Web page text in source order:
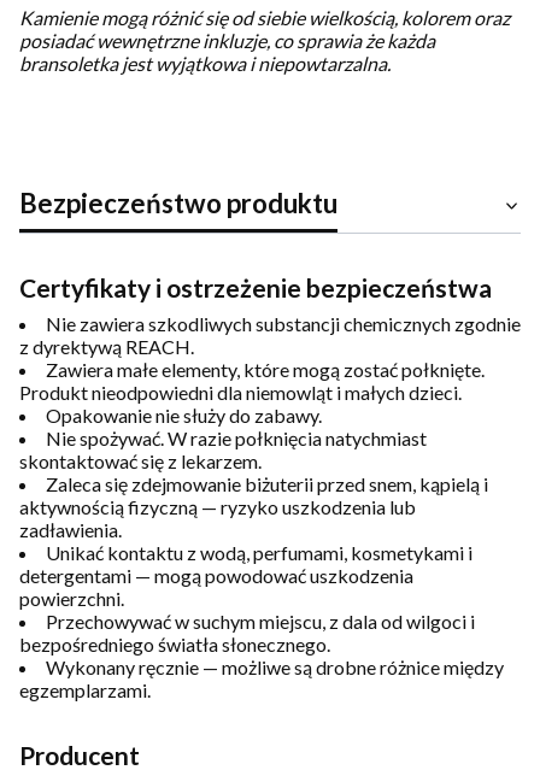
Kamienie mogą różnić się od siebie wielkością, kolorem oraz
posiadać wewnętrzne inkluzje, co sprawia że każda
bransoletka jest wyjątkowa i niepowtarzalna.
Bezpieczeństwo produktu
Certyfikaty i ostrzeżenie bezpieczeństwa
Nie zawiera szkodliwych substancji chemicznych zgodnie
z dyrektywą REACH.
Zawiera małe elementy, które mogą zostać połknięte.
Produkt nieodpowiedni dla niemowląt i małych dzieci.
Opakowanie nie służy do zabawy.
Nie spożywać. W razie połknięcia natychmiast
skontaktować się z lekarzem.
Zaleca się zdejmowanie biżuterii przed snem, kąpielą i
aktywnością fizyczną — ryzyko uszkodzenia lub
zadławienia.
Unikać kontaktu z wodą, perfumami, kosmetykami i
detergentami — mogą powodować uszkodzenia
powierzchni.
Przechowywać w suchym miejscu, z dala od wilgoci i
bezpośredniego światła słonecznego.
Wykonany ręcznie — możliwe są drobne różnice między
egzemplarzami.
Producent